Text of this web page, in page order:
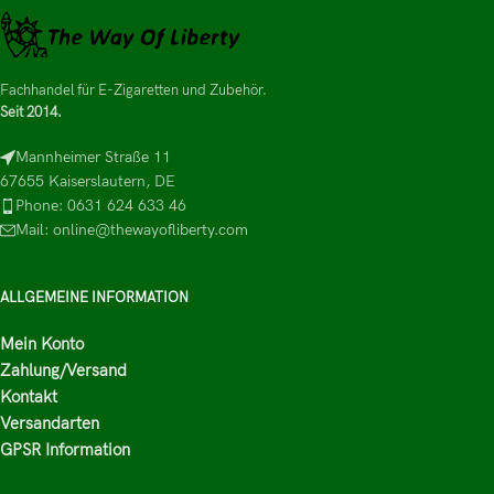
Fachhandel für E-Zigaretten und Zubehör.
Seit 2014.
Mannheimer Straße 11
67655 Kaiserslautern, DE
Phone: 0631 624 633 46
Mail: online@thewayofliberty.com
ALLGEMEINE INFORMATION
Mein Konto
Zahlung/Versand
Kontakt
Versandarten
GPSR Information